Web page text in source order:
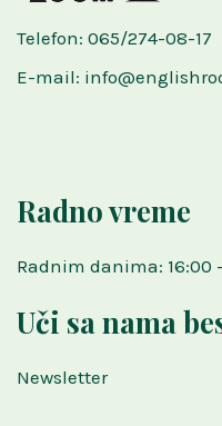
Telefon: 065/274-08-17
E-mail:
Radno vreme
Radnim danima: 16:00
Uči sa nama
Newsletter